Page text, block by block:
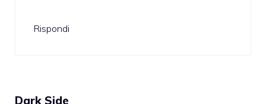
Rispondi
Dark Side